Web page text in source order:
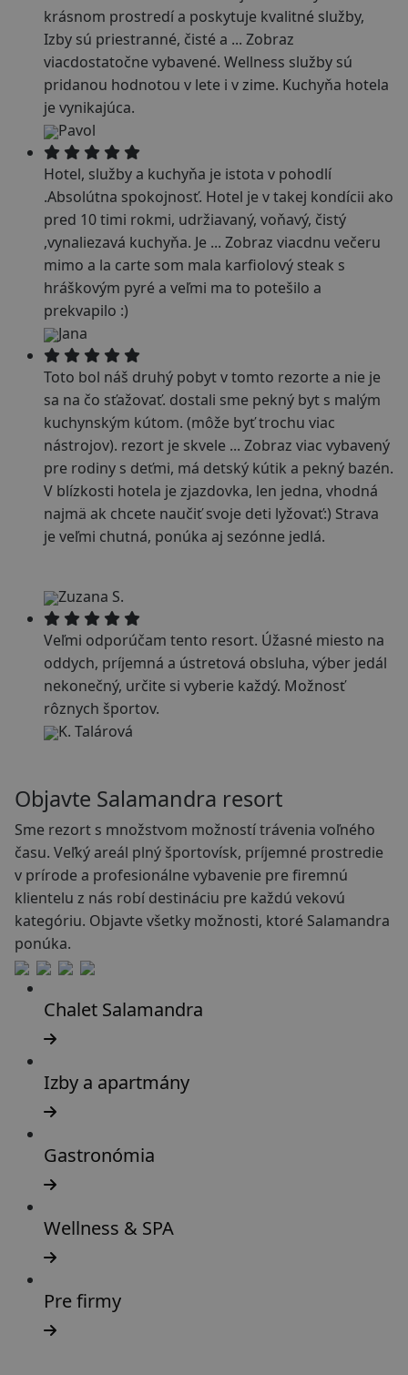
krásnom prostredí a poskytuje kvalitné služby,
Izby sú priestranné, čisté a ... Zobraz
viacdostatočne vybavené. Wellness služby sú
pridanou hodnotou v lete i v zime. Kuchyňa hotela
je vynikajúca.
Pavol
Hotel, služby a kuchyňa je istota v pohodlí
.Absolútna spokojnosť. Hotel je v takej kondícii ako
pred 10 timi rokmi, udržiavaný, voňavý, čistý
,vynaliezavá kuchyňa. Je ... Zobraz viacdnu večeru
mimo a la carte som mala karfiolový steak s
hráškovým pyré a veľmi ma to potešilo a
prekvapilo :)
Jana
Toto bol náš druhý pobyt v tomto rezorte a nie je
sa na čo sťažovať. dostali sme pekný byt s malým
kuchynským kútom. (môže byť trochu viac
nástrojov). rezort je skvele ... Zobraz viac vybavený
pre rodiny s deťmi, má detský kútik a pekný bazén.
V blízkosti hotela je zjazdovka, len jedna, vhodná
najmä ak chcete naučiť svoje deti lyžovať:) Strava
je veľmi chutná, ponúka aj sezónne jedlá.
Zuzana S.
Veľmi odporúčam tento resort. Úžasné miesto na
oddych, príjemná a ústretová obsluha, výber jedál
nekonečný, určite si vyberie každý. Možnosť
rôznych športov.
K. Talárová
Objavte Salamandra resort
Sme rezort s množstvom možností trávenia voľného
času. Veľký areál plný športovísk, príjemné prostredie
v prírode a profesionálne vybavenie pre firemnú
klientelu z nás robí destináciu pre každú vekovú
kategóriu. Objavte všetky možnosti, ktoré Salamandra
ponúka.
Chalet Salamandra
Izby a apartmány
Gastronómia
Wellness & SPA
Pre firmy